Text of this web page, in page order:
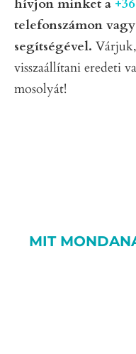
hívjon minket a
telefonszámon
segítségével.
visszaállítani eredeti
mosolyát!
MIT